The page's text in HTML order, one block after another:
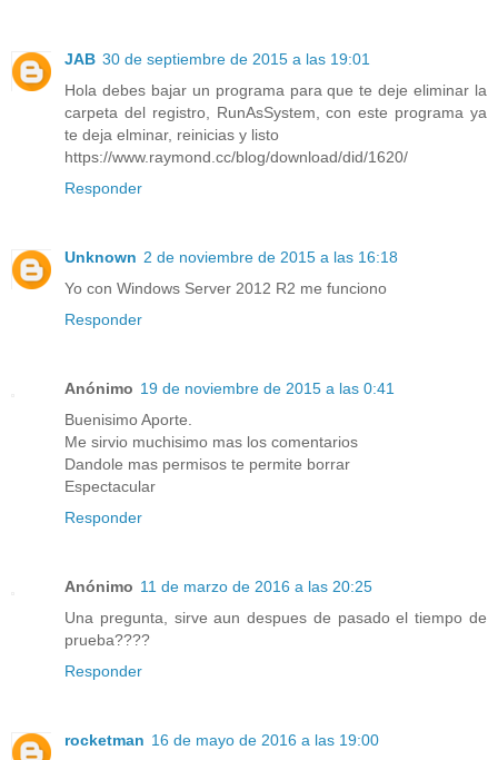
JAB 30 de septiembre de 2015 a las 19:01
Hola debes bajar un programa para que te deje eliminar la
carpeta del registro, RunAsSystem, con este programa ya
te deja elminar, reinicias y listo
https://www.raymond.cc/blog/download/did/1620/
Responder
Unknown 2 de noviembre de 2015 a las 16:18
Yo con Windows Server 2012 R2 me funciono
Responder
Anónimo 19 de noviembre de 2015 a las 0:41
Buenisimo Aporte.
Me sirvio muchisimo mas los comentarios
Dandole mas permisos te permite borrar
Espectacular
Responder
Anónimo 11 de marzo de 2016 a las 20:25
Una pregunta, sirve aun despues de pasado el tiempo de
prueba????
Responder
rocketman 16 de mayo de 2016 a las 19:00